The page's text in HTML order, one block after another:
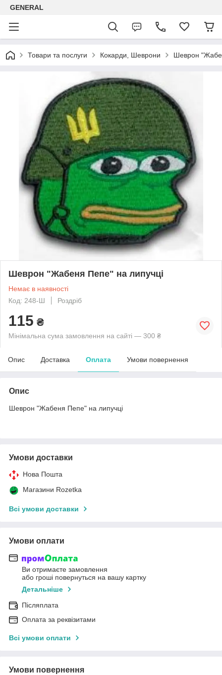
GENERAL
Товари та послуги Кокарди, Шеврони Шеврон
Шеврон "Жабеня Пепе" на липучці
Немає в наявності
Код: 248-Ш
Роздріб
115 ₴
Мінімальна сума замовлення на сайті — 300 ₴
Опис Доставка Оплата Умови повернення
Опис
Шеврон "Жабеня Пепе" на липучці
Умови доставки
Нова Пошта
Магазини Rozetka
Всі умови доставки
Умови оплати
Ви отримаєте замовлення
або гроші повернуться на вашу картку
Детальніше
Післяплата
Оплата за реквізитами
Всі умови оплати
Умови повернення